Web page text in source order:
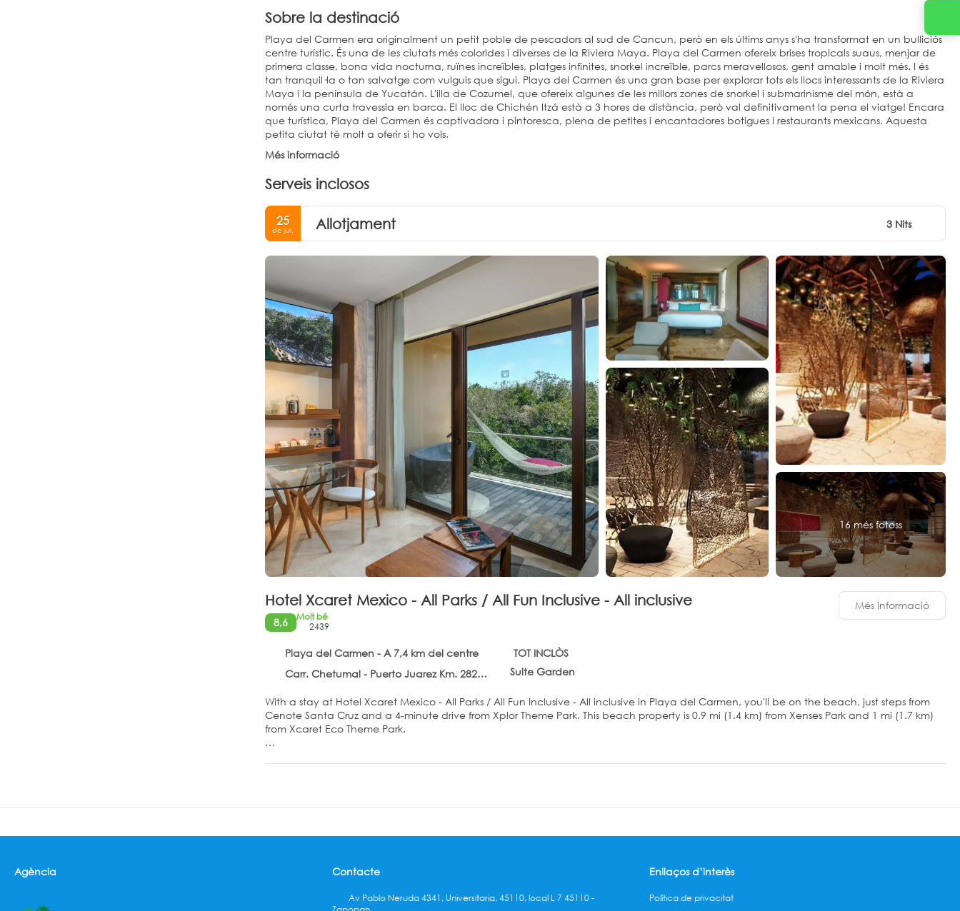
Sobre la destinació
Playa del Carmen era originalment un petit poble de pescadors al sud de Cancun, però en els últims anys s'ha transformat en un bulliciós
centre turístic. És una de les ciutats més colorides i diverses de la Riviera Maya. Playa del Carmen ofereix brises tropicals suaus, menjar de
primera classe, bona vida nocturna, ruïnes increïbles, platges infinites, snorkel increïble, parcs meravellosos, gent amable i molt més. I és
tan tranquil·la o tan salvatge com vulguis que sigui. Playa del Carmen és una gran base per explorar tots els llocs interessants de la Riviera
Maya i la península de Yucatán. L'illa de Cozumel, que ofereix algunes de les millors zones de snorkel i submarinisme del món, està a
només una curta travessia en barca. El lloc de Chichén Itzá està a 3 hores de distància, però val definitivament la pena el viatge! Encara
que turística, Playa del Carmen és captivadora i pintoresca, plena de petites i encantadores botigues i restaurants mexicans. Aquesta
petita ciutat té molt a oferir si ho vols.
Més informació
Serveis inclosos
25
de jul. Allotjament 3 Nits
16 més fotoss
Hotel Xcaret Mexico - All Parks / All Fun Inclusive - All inclusive
8,6
Molt bé
2439
Playa del Carmen - A 7,4 km del centre
TOT INCLÒS
Carr. Chetumal - Puerto Juarez Km. 282, Playa del Carmen 77710
Suite Garden
With a stay at Hotel Xcaret Mexico - All Parks / All Fun Inclusive - All inclusive in Playa del Carmen, you'll be on the beach, just steps from
Cenote Santa Cruz and a 4-minute drive from Xplor Theme Park. This beach property is 0.9 mi (1.4 km) from Xenses Park and 1 mi (1.7 km)
from Xcaret Eco Theme Park.
Make yourself at home in one of the 1800 air-conditioned rooms featuring indoor private hot tubs and flat-screen televisions. Your pillowtop
entertainment.
are also available at the 2 coffee shops/cafes. Wind down with a drink at one of the 14 bars/lounges or 2 poolside bars. A complimentary
Més informació
Agència Contacte
Av Pablo Neruda 4341, Universitaria, 45110, local L 7 45110 -
Enllaços d’interès
Política de privacitat